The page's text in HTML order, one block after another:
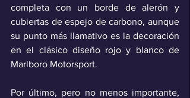
completa con un borde de alerón y
cubiertas de espejo de carbono, aunque
su punto más llamativo es la decoración
en el clásico diseño rojo y blanco de
Marlboro Motorsport.
Por último, pero no menos importante,